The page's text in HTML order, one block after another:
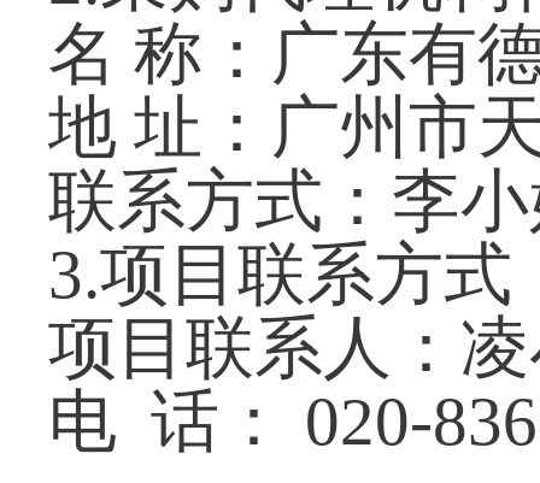
名 称：广东有
地 址：广州市
联系方式：李小
3.项目联系方式
项目联系人：
电 话： 020-